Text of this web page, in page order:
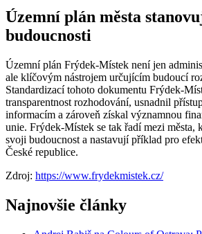
Územní plán města
budoucnosti
Územní plán Frýdek-Místek není jen
ale klíčovým nástrojem určujícím budoucí
Standardizací tohoto dokumentu Frýdek-
transparentnost rozhodování, usnadnil
informacím a zároveň získal významnou
unie. Frýdek-Místek se tak řadí mezi města,
svoji budoucnost a nastavují příklad pro
České republice.
Zdroj: https://www.frydekmistek.cz/
Najnovšie články